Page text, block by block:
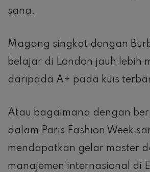
sana.
Magang singkat dengan
belajar di London jauh lebih
daripada A+ pada kuis
Atau bagaimana dengan
dalam Paris Fashion Week
mendapatkan gelar master
manajemen internasional di